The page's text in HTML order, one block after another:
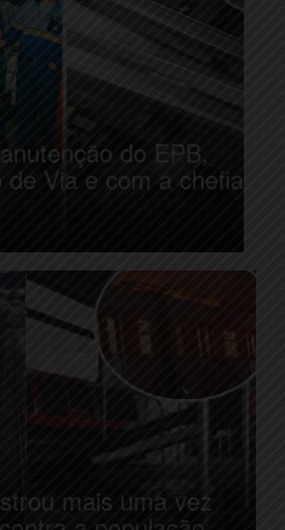
do EPB,
com a chefia
mais uma vez